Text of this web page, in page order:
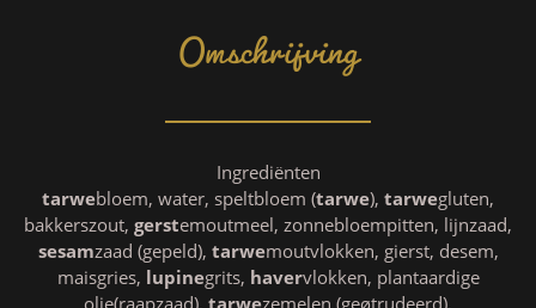
Omschrijving
Ingrediënten
tarwebloem, water, speltbloem (tarwe), tarwegluten,
bakkerszout, gerstemoutmeel, zonnebloempitten, lijnzaad,
sesamzaad (gepeld), tarwemoutvlokken, gierst, desem,
maisgries, lupinegrits, havervlokken, plantaardige
olie(raapzaad), tarwezemelen (geøtrudeerd),